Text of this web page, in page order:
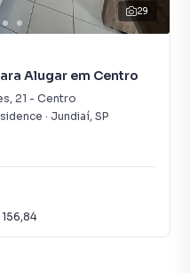
29
Alugar em Centro
, 21 - Centro
· Jundiaí, SP
156,84